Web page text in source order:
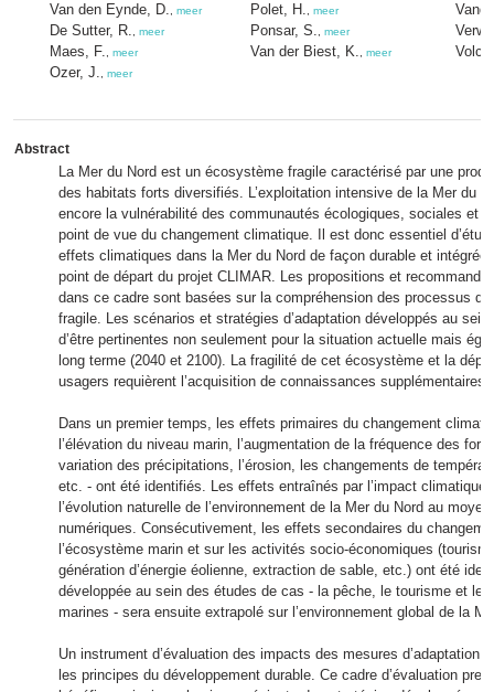
Van den Eynde, D. meer
De Sutter, R. meer
Maes, F. meer
Ozer, J. meer
Polet, H. meer
Ponsar, S. meer
Van der Biest, K. meer
Abstract
La Mer du Nord est un écosystème fragile caractérisé par une
des habitats forts diversifiés. L’exploitation intensive de la Mer du
encore la vulnérabilité des communautés écologiques, sociales et
point de vue du changement climatique. Il est donc essentiel
effets climatiques dans la Mer du Nord de façon durable et
point de départ du projet CLIMAR. Les propositions et
dans ce cadre sont basées sur la compréhension des processus
fragile. Les scénarios et stratégies d’adaptation développés au
d’être pertinentes non seulement pour la situation actuelle mais
long terme (2040 et 2100). La fragilité de cet écosystème et la
usagers requièrent l’acquisition de connaissances supplémentaires.
Dans un premier temps, les effets primaires du changement
l’élévation du niveau marin, l’augmentation de la fréquence des
variation des précipitations, l’érosion, les changements de
etc. - ont été identifiés. Les effets entraînés par l’impact climatique
l’évolution naturelle de l’environnement de la Mer du Nord au
numériques. Consécutivement, les effets secondaires du
l’écosystème marin et sur les activités socio-économiques
génération d’énergie éolienne, extraction de sable, etc.) ont été
développée au sein des études de cas - la pêche, le tourisme et
marines - sera ensuite extrapolé sur l’environnement global de la
Un instrument d’évaluation des impacts des mesures d’adaptation
les principes du développement durable. Ce cadre d’évaluation